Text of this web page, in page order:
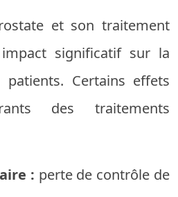
et son traitement
significatif sur la
Certains effets
des traitements
: perte de contrôle de